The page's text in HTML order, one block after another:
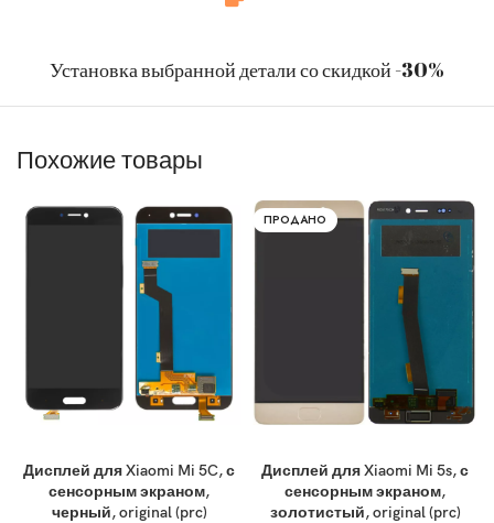
Установка выбранной детали со скидкой -30%
Похожие товары
Дисплей для Xiaomi Mi 5C, с
сенсорным экраном,
черный, original (prc)
ПРОДАНО
Дисплей для Xiaomi Mi 5s, с
сенсорным экраном,
золотистый, original (prc)